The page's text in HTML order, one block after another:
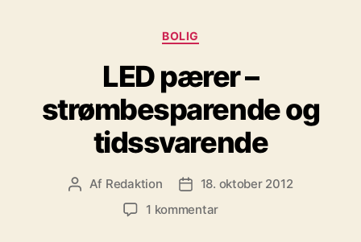
Kategorier
BOLIG
LED pærer –
strømbesparende og
tidssvarende
Indlægsforfatter
Af Redaktion Indlægsdato
18. oktober 2012
1 kommentartil